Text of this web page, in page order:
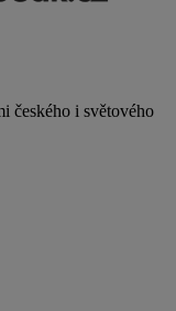
českého i světového